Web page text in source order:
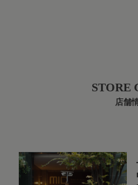
STORE
店舗